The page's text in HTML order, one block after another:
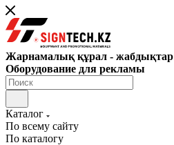
Жарнамалық құрал - жабдықтар
Оборудование для рекламы
Каталог
По всему сайту
По каталогу